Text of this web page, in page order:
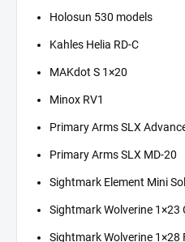
Holosun 530 models
Kahles Helia RD-C
MAKdot S 1×20
Minox RV1
Primary Arms SLX
Primary Arms SLX MD-20
Sightmark Element Mini
Sightmark Wolverine 1×23
Sightmark Wolverine 1×28